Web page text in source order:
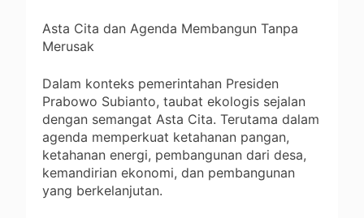
Asta Cita dan Agenda Membangun Tanpa
Merusak
Dalam konteks pemerintahan Presiden
Prabowo Subianto, taubat ekologis sejalan
dengan semangat Asta Cita. Terutama dalam
agenda memperkuat ketahanan pangan,
ketahanan energi, pembangunan dari desa,
kemandirian ekonomi, dan pembangunan
yang berkelanjutan.